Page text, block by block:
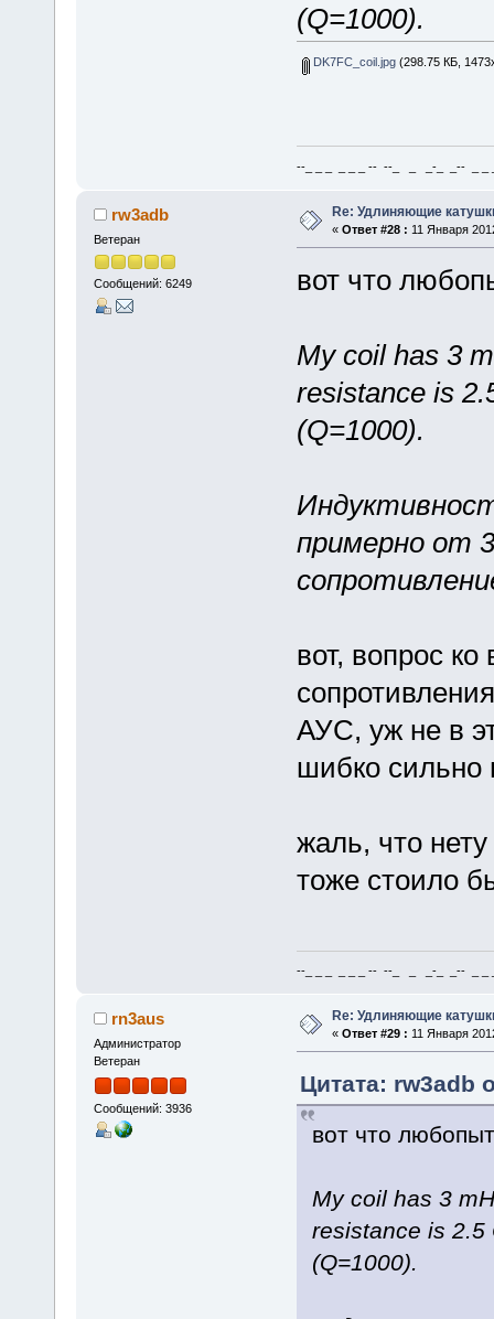
(Q=1000).
DK7FC_coil.jpg(298.75 КБ,
--_ _ _ _ _ _ -- --_ _ _-_ _-- _ _
rw3adb
Ветеран
Сообщений: 6249
Re: Удлиняющие
« Ответ #28 : 11 Января
вот что
My coil has 3
resistance is
(Q=1000).
примерно от
вот, вопрос
АУС, уж не в
шибко сильно
жаль, что
тоже стоило
--_ _ _ _ _ _ -- --_ _ _-_ _-- _ _
rn3aus
Администратор
Ветеран
Сообщений: 3936
Re: Удлиняющие
« Ответ #29 : 11 Января
Цитата: rw3adb
вот что
My coil has 3
resistance is 2.5
(Q=1000).